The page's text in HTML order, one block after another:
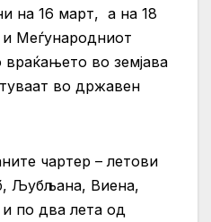
на 16 март, а на 18
Меѓународниот
во земјава
во државен
чартер – летови
Љубљана, Виена,
по два лета од